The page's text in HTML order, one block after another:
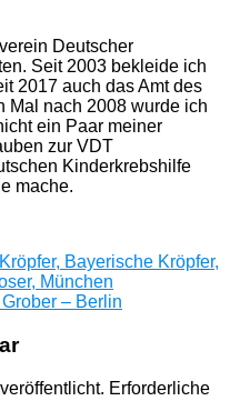
Deutscher
Seit 2003 bekleide ich
2017 auch das Amt des
Mal nach 2008 wurde ich
ein Paar meiner
zur VDT
Kinderkrebshilfe
mache.
Bayerische Kröpfer,
München
– Berlin
Erforderliche